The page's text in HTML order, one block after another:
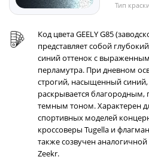
Тип
Код цвета GEELY G85
представляет собой
синий оттенок с
перламутра. При дневном
строгий, насыщенный синий,
раскрывается
темным тоном. Характерен
спортивных моделей
кроссоверы Tugella и
также созвучен
Zeekr.